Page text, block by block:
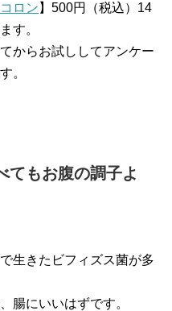
ロン 】500円（税込）14
す。
からお試ししてアンケー
。
てもお腹の調子よ
生きたビフィズス菌が多
腸にいいはずです。